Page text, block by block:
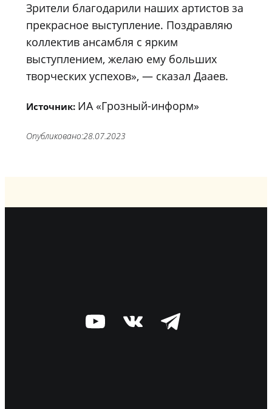
Зрители благодарили наших артистов за
прекрасное выступление. Поздравляю
коллектив ансамбля с ярким
выступлением, желаю ему больших
творческих успехов», — сказал Дааев.
Источник: ИА «Грозный-информ»
Опубликовано:28.07.2023